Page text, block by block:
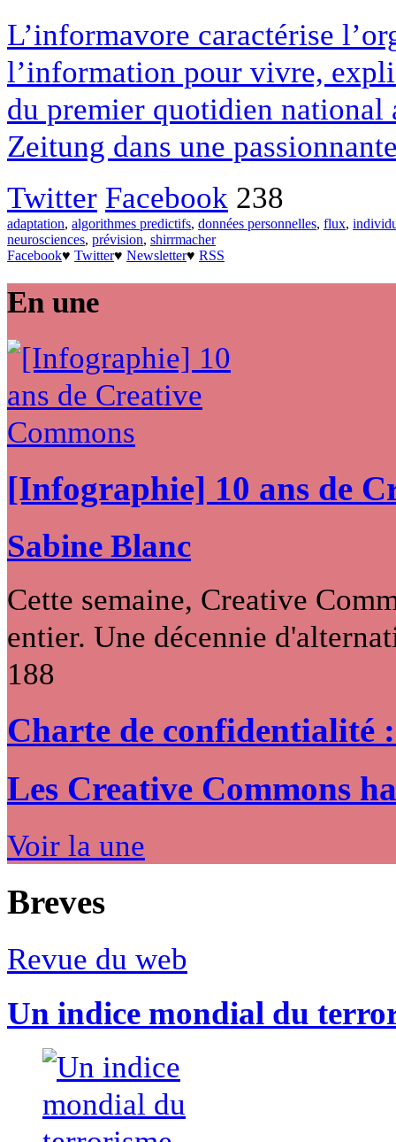
L’informavore caractérise
l’information pour vivre,
du premier quotidien
Zeitung dans une
Twitter Facebook 238
adaptation, algorithmes predictifs, données personnelles, flux,
neurosciences, prévision, shirrmacher
Facebook♥ Twitter♥ Newsletter♥ RSS
En une
[Infographie] 10 ans de
Sabine Blanc
Cette semaine, Creative
entier. Une décennie
188
Charte de confidentialité
Les Creative Commons
Voir la une
Breves
Revue du web
Un indice mondial du